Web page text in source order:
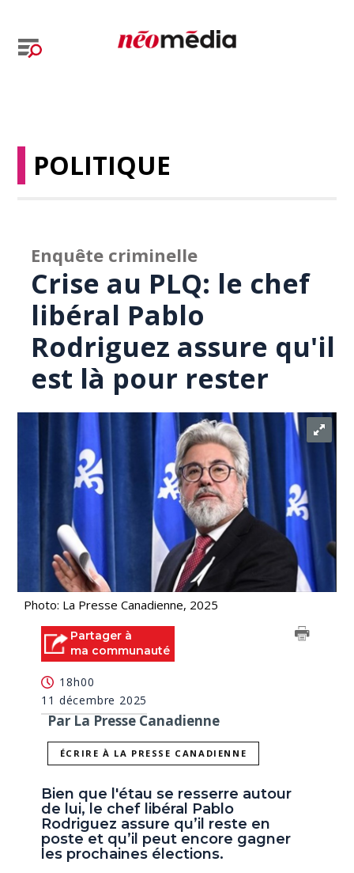
POLITIQUE
Enquête criminelle
Crise au PLQ: le chef
libéral Pablo
Rodriguez assure qu'il
est là pour rester
Photo: La Presse Canadienne, 2025
Partager à
ma communauté
18h00
11 décembre 2025
Par La Presse Canadienne
ÉCRIRE À LA PRESSE CANADIENNE
Bien que l'étau se resserre autour
de lui, le chef libéral Pablo
Rodriguez assure qu’il reste en
poste et qu’il peut encore gagner
les prochaines élections.